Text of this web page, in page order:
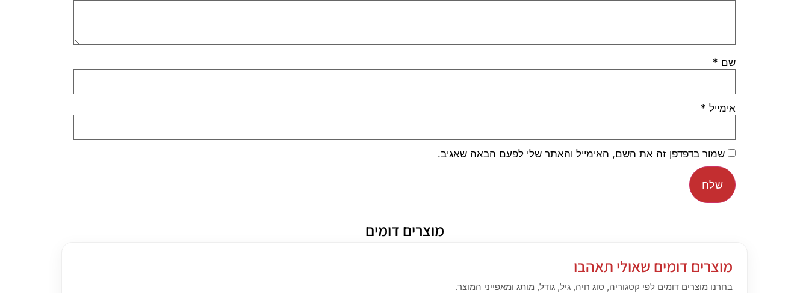
שם *
אימייל *
שמור בדפדפן זה את השם, האימייל והאתר שלי לפעם הבאה שאגיב.
מוצרים דומים
מוצרים דומים שאולי תאהבו
בחרנו מוצרים דומים לפי קטגוריה, סוג חיה, גיל, גודל, מותג ומאפייני המוצר.